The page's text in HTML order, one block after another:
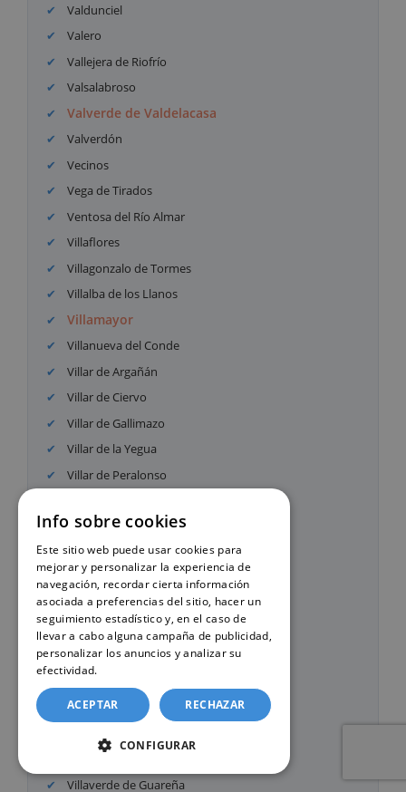
Valdunciel
Valero
Vallejera de Riofrío
Valsalabroso
Valverde de Valdelacasa
Valverdón
Vecinos
Vega de Tirados
Ventosa del Río Almar
Villaflores
Villagonzalo de Tormes
Villalba de los Llanos
Villamayor
Villanueva del Conde
Villar de Argañán
Villar de Ciervo
Villar de Gallimazo
Villar de la Yegua
Villar de Peralonso
Villares de la Reina
Villares de Yeltes
Villarino de los Aires
Villarmayor
Villarmuerto
Villasbuenas
Villaseco de los Gamitos
Villaverde de Guareña
Info sobre cookies
Este sitio web puede usar cookies para
mejorar y personalizar la experiencia de
navegación, recordar cierta información
asociada a preferencias del sitio, hacer un
seguimiento estadístico y, en el caso de
llevar a cabo alguna campaña de publicidad,
personalizar los anuncios y analizar su
efectividad.
ACEPTAR RECHAZAR
CONFIGURAR